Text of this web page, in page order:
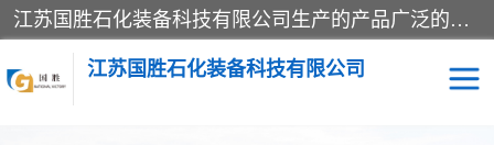
江苏国胜石化装备科技有限公司生产的产品广泛的应用于石油、石化等行业中，产品种类齐全，其中包括装卸鹤管、汽车鹤管、火车鹤管、装车鹤管、卸车鹤管、上装鹤管、下装鹤管、lng鹤管、发油鹤管、液氨鹤管、液化气鹤管等，我们生产的产品质量上乘，价格实惠，服务好，买鹤管就到国胜石化装备！
江苏国胜石化装备科技有限公司